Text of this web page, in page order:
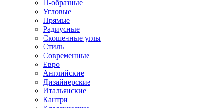
П-образные
Угловые
Прямые
Радиусные
Скошенные углы
Стиль
Современные
Евро
Английские
Дизайнерские
Итальянские
Кантри